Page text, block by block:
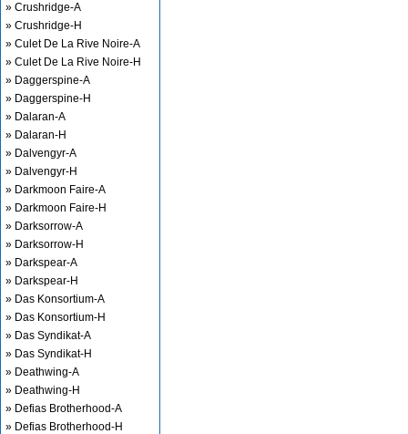
» Crushridge-A
» Crushridge-H
» Culet De La Rive Noire-A
» Culet De La Rive Noire-H
» Daggerspine-A
» Daggerspine-H
» Dalaran-A
» Dalaran-H
» Dalvengyr-A
» Dalvengyr-H
» Darkmoon Faire-A
» Darkmoon Faire-H
» Darksorrow-A
» Darksorrow-H
» Darkspear-A
» Darkspear-H
» Das Konsortium-A
» Das Konsortium-H
» Das Syndikat-A
» Das Syndikat-H
» Deathwing-A
» Deathwing-H
» Defias Brotherhood-A
» Defias Brotherhood-H